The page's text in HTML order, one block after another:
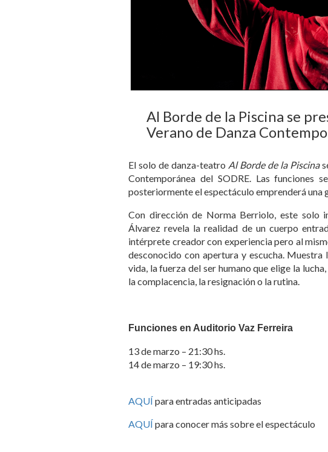
Al Borde de la Piscina se
Verano de Danza
El solo de danza-teatro Al Borde de la Piscina
Contemporánea del SODRE. Las funciones
posteriormente el espectáculo emprenderá
Con dirección de Norma Berriolo, este solo
Álvarez revela la realidad de un cuerpo
intérprete creador con experiencia pero al
desconocido con apertura y escucha.
vida, la fuerza del ser humano que elige la
la complacencia, la resignación o la rutina.
Funciones en Auditorio Vaz Ferreira
13 de marzo – 21:30 hs.
14 de marzo – 19:30 hs.
AQUÍpara entradas anticipadas
AQUÍpara conocer más sobre el espectáculo